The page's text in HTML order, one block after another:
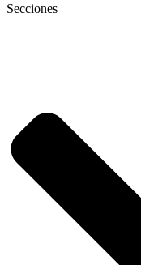
Secciones